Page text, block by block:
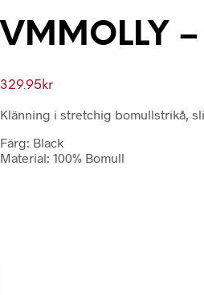
VMMOLLY
329.95kr
Klänning i stretchig bomullstrikå,
Färg: Black
Material: 100% Bomull